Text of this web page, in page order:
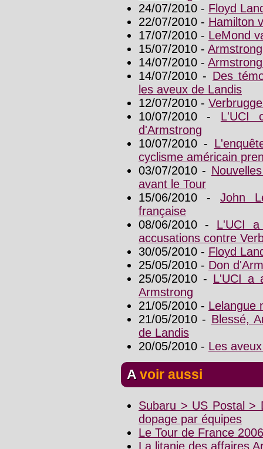
24/07/2010 - Floyd
22/07/2010 - Hamilton
17/07/2010 - LeMond
15/07/2010 -
14/07/2010 -
14/07/2010 - Des
les aveux de Landis
12/07/2010 -
10/07/2010 - L'UCI
d'Armstrong
10/07/2010 -
cyclisme américain
03/07/2010 -
avant le Tour
15/06/2010 - John
française
08/06/2010 - L'UCI
accusations contre
30/05/2010 - Floyd
25/05/2010 - Don
25/05/2010 - L'UCI a
Armstrong
21/05/2010 - Lelangue
21/05/2010 - Blessé,
de Landis
20/05/2010 - Les
A voir aussi
Subaru > US Postal >
dopage par équipes
Le Tour de France 2006
La litanie des affaires